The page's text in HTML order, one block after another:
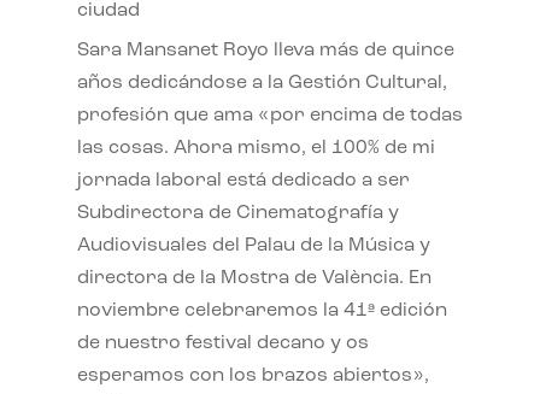
ciudad
Sara Mansanet Royo lleva más de quince
años dedicándose a la Gestión Cultural,
profesión que ama «por encima de todas
las cosas. Ahora mismo, el 100% de mi
jornada laboral está dedicado a ser
Subdirectora de Cinematografía y
Audiovisuales del Palau de la Música y
directora de la Mostra de València. En
noviembre celebraremos la 41ª edición
de nuestro festival decano y os
esperamos con los brazos abiertos»,